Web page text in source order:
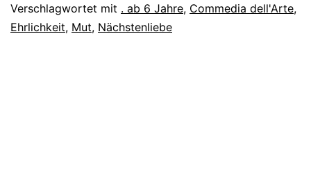
Verschlagwortet mit . ab 6 Jahre, Commedia dell'Arte,
Ehrlichkeit, Mut, Nächstenliebe